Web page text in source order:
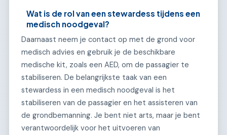
Wat is de rol van een stewardess tijdens een
medisch noodgeval?
Daarnaast neem je contact op met de grond voor
medisch advies en gebruik je de beschikbare
medische kit, zoals een AED, om de passagier te
stabiliseren. De belangrijkste taak van een
stewardess in een medisch noodgeval is het
stabiliseren van de passagier en het assisteren van
de grondbemanning. Je bent niet arts, maar je bent
verantwoordelijk voor het uitvoeren van